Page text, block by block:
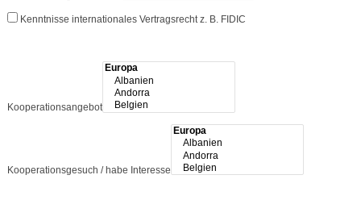
Kenntnisse internationales Vertragsrecht z. B. FIDIC
Kooperationsangebot
Kooperationsgesuch / habe Interesse